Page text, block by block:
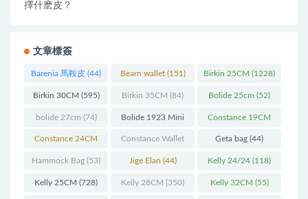
擇什麽皮？
文章標簽
Barenia 馬鞍皮 (44) Bearn wallet(151) Birkin 25CM (1228)
Birkin 30CM (595) Birkin 35CM (84) Bolide 25cm (52)
bolide 27cm (74) Bolide 1923 Mini
(93)
Constance 19CM
(571)
Constance 24CM
(216)
Constance Wallet
(60)
Geta bag (44)
Hammock Bag (53) Jige Elan (44) Kelly 24/24 (118)
Kelly 25CM (728) Kelly 28CM (350) Kelly 32CM (55)